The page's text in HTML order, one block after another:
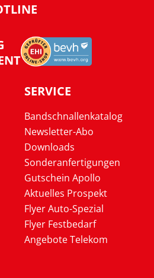
SERVICE
Bandschnallenkatalog
Newsletter-Abo
Downloads
Sonderanfertigungen
Gutschein Apollo
Aktuelles Prospekt
Flyer Auto-Spezial
Flyer Festbedarf
Angebote Telekom